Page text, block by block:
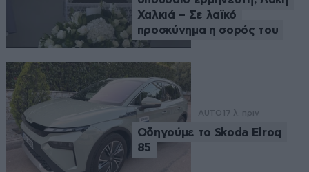
Χαλκιά – Σε λαϊκό
προσκύνημα η σορός του
AUTO 17 λ. πριν
Οδηγούμε το Skoda Elroq
85